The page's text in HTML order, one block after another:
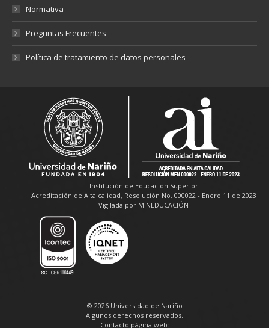
Normativa
Preguntas Frecuentes
Política de tratamiento de datos personales
Institución de Educación Superior
Acreditación de Alta calidad, Resolución No. 000022 - Enero 11 de 2023
Vigilada por MINEDUCACIÓN
© 2026 Universidad de Nariño
Algunos derechos reservados.
Contacto página web: